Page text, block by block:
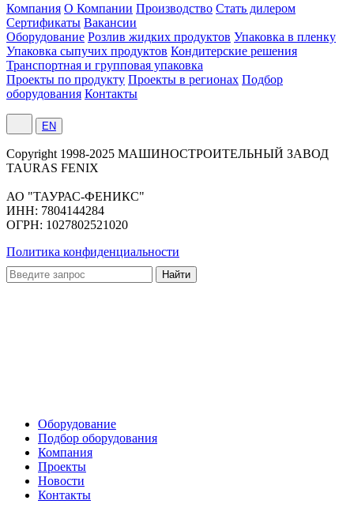
Компания О Компании Производство Стать дилером
Сертификаты Вакансии
Оборудование Розлив жидких продуктов Упаковка в пленку
Упаковка сыпучих продуктов Кондитерские решения
Транспортная и групповая упаковка
Проекты по продукту Проекты в регионах Подбор
оборудования Контакты
EN
Сopyright 1998-2025 МАШИНОСТРОИТЕЛЬНЫЙ ЗАВОД
TAURAS FENIX
АО "ТАУРАС-ФЕНИКС"
ИНН: 7804144284
ОГРН: 1027802521020
Политика конфиденциальности
Оборудование
Подбор оборудования
Компания
Проекты
Новости
Контакты